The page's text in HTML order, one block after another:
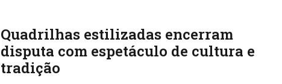
Quadrilhas estilizadas encerram
disputa com espetáculo de cultura e
tradição